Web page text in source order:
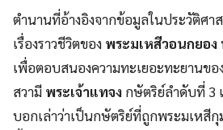
ตำนานที่อ้างอิงจากข้อมูลในประวัติศา
เรื่องราวชีวิตของ พระมเหสีวอนกยอง
เพื่อตอบสนองความทะเยอะทะยานข
สวามี พระเจ้าแทจง กษัตริย์ลำดับที่ 3
บอกเล่าว่าเป็นกษัตริย์ที่ถูกพระมเหสีกุ